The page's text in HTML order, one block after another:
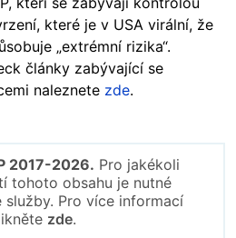
které je v USA virální, že
„extrémní rizika“.
články zabývající se
naleznete zde.
2017-2026. Pro jakékoli
tohoto obsahu je nutné
služby. Pro více informací
zde.